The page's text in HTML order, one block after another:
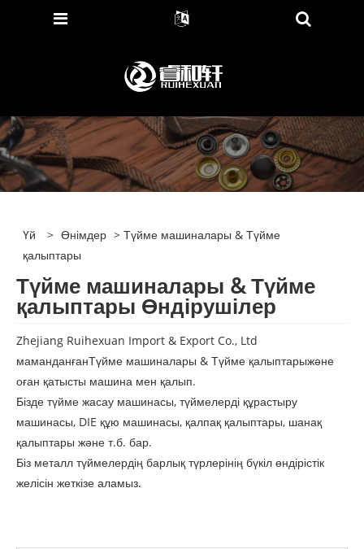
Үй > Өнімдер > Түйме машиналары & Түйме
қалыптары
Түйме машиналары & Түйме
қалыптары Өндірушілер
Zhejiang Ruihexuan Import & Export Co., Ltd
маманданғанТүйме машиналары & Түйме қалыптарыжәне
оған қатысты машина мен қалып.
Бізде түйме жасау машинасы, түймелерді құрастыру
машинасы, DIE құю машинасы, қалпақ қалыптары, шанақ
қалыптары және т.б. бар.
Біз металл түймелердің барлық түрлерінің бүкіл өндірістік
желісін жеткізе аламыз.